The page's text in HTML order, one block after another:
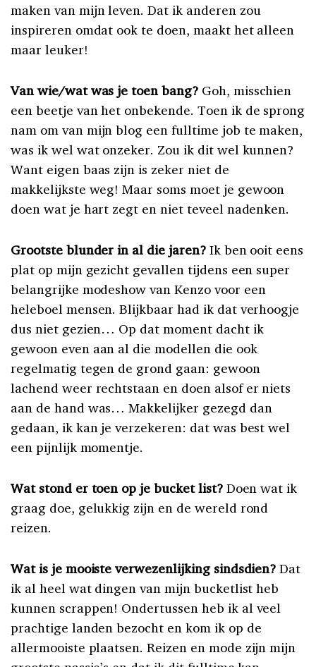
maken van mijn leven. Dat ik anderen zou
inspireren omdat ook te doen, maakt het alleen
maar leuker!
Van wie/wat was je toen bang?Goh, misschien
een beetje van het onbekende. Toen ik de sprong
nam om van mijn blog een fulltime job te maken,
was ik wel wat onzeker. Zou ik dit wel kunnen?
Want eigen baas zijn is zeker niet de
makkelijkste weg! Maar soms moet je gewoon
doen wat je hart zegt en niet teveel nadenken.
Grootste blunder in al die jaren?Ik ben ooit eens
plat op mijn gezicht gevallen tijdens een super
belangrijke modeshow van Kenzo voor een
heleboel mensen. Blijkbaar had ik dat verhoogje
dus niet gezien… Op dat moment dacht ik
gewoon even aan al die modellen die ook
regelmatig tegen de grond gaan: gewoon
lachend weer rechtstaan en doen alsof er niets
aan de hand was… Makkelijker gezegd dan
gedaan, ik kan je verzekeren: dat was best wel
een pijnlijk momentje.
Wat stond er toen op je bucket list?Doen wat ik
graag doe, gelukkig zijn en de wereld rond
reizen.
Wat is je mooiste verwezenlijking sindsdien? Dat
ik al heel wat dingen van mijn bucketlist heb
kunnen scrappen! Ondertussen heb ik al veel
prachtige landen bezocht en kom ik op de
allermooiste plaatsen. Reizen en mode zijn mijn